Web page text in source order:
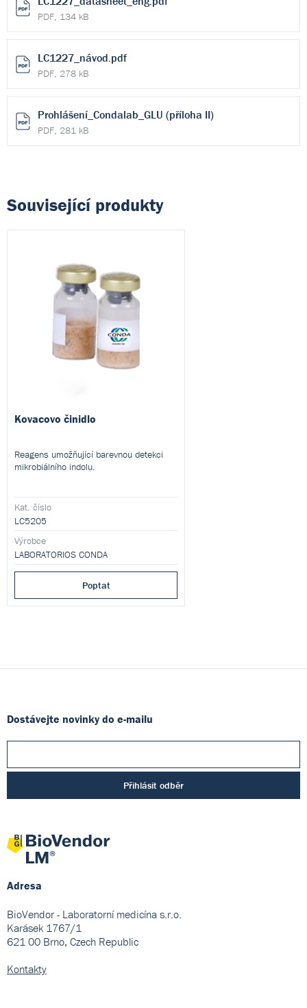
PDF, 134 kB
LC1227_návod.pdf
PDF, 278 kB
Prohlášení_Condalab_GLU (příloha II)
PDF, 281 kB
Související produkty
Kovacovo činidlo
Reagens umožňující barevnou detekci
mikrobiálního indolu.
Kat. číslo
LC5205
Výrobce
LABORATORIOS CONDA
Poptat
Dostávejte novinky do e-mailu
Přihlásit odběr
Adresa
BioVendor - Laboratorní medicína s.r.o.
Karásek 1767/1
621 00 Brno, Czech Republic
Kontakty